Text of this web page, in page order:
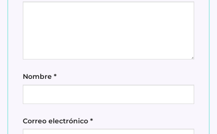
Nombre *
Correo electrónico *